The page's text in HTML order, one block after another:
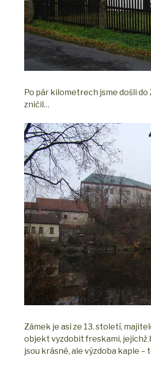
Po pár kilometrech jsme došli
zničil…
Zámek je asi ze 13. století,
objekt vyzdobit freskami, jejichž
jsou krásné, ale výzdoba kaple